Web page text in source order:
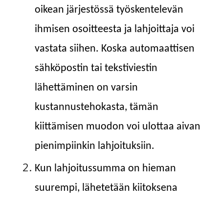
oikean järjestössä työskentelevän
ihmisen osoitteesta ja lahjoittaja voi
vastata siihen. Koska automaattisen
sähköpostin tai tekstiviestin
lähettäminen on varsin
kustannustehokasta, tämän
kiittämisen muodon voi ulottaa aivan
pienimpiinkin lahjoituksiin.
Kun lahjoitussumma on hieman
suurempi, lähetetään kiitoksena